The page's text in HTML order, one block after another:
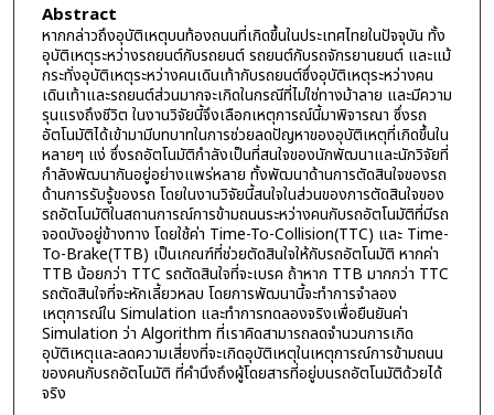
Abstract
หากกล่าวถึงอุบัติเหตุบนท้องถนนที่เกิดขึ้นในประเทศไทยในปัจจุบัน ทั้ง
อุบัติเหตุระหว่างรถยนต์กับรถยนต์ รถยนต์กับรถจักรยานยนต์ และแม้
กระทั่งอุบัติเหตุระหว่างคนเดินเท้ากับรถยนต์ซึ่งอุบัติเหตุระหว่างคน
เดินเท้าและรถยนต์ส่วนมากจะเกิดในกรณีที่ไม่ใช่ทางม้าลาย และมีความ
รุนแรงถึงชีวิต ในงานวิจัยนี้จึงเลือกเหตุการณ์นี้มาพิจารณา ซึ่งรถ
อัตโนมัติได้เข้ามามีบทบาทในการช่วยลดปัญหาของอุบัติเหตุที่เกิดขึ้นใน
หลายๆ แง่ ซึ่งรถอัตโนมัติกำลังเป็นที่สนใจของนักพัฒนาและนักวิจัยที่
กำลังพัฒนากันอยู่อย่างแพร่หลาย ทั้งพัฒนาด้านการตัดสินใจของรถ
ด้านการรับรู้ของรถ โดยในงานวิจัยนี้สนใจในส่วนของการตัดสินใจของ
รถอัตโนมัติในสถานการณ์การข้ามถนนระหว่างคนกับรถอัตโนมัติที่มีรถ
จอดบังอยู่ข้างทาง โดยใช้ค่า Time-To-Collision(TTC) และ Time-
To-Brake(TTB) เป็นเกณฑ์ที่ช่วยตัดสินใจให้กับรถอัตโนมัติ หากค่า
TTB น้อยกว่า TTC รถตัดสินใจที่จะเบรค ถ้าหาก TTB มากกว่า TTC
รถตัดสินใจที่จะหักเลี้ยวหลบ โดยการพัฒนานี้จะทำการจำลอง
เหตุการณ์ใน Simulation และทำการทดลองจริงเพื่อยืนยันค่า
Simulation ว่า Algorithm ที่เราคิดสามารถลดจำนวนการเกิด
อุบัติเหตุและลดความเสี่ยงที่จะเกิดอุบัติเหตุในเหตุการณ์การข้ามถนน
ของคนกับรถอัตโนมัติ ที่คำนึงถึงผู้โดยสารที่อยู่บนรถอัตโนมัติด้วยได้
จริง